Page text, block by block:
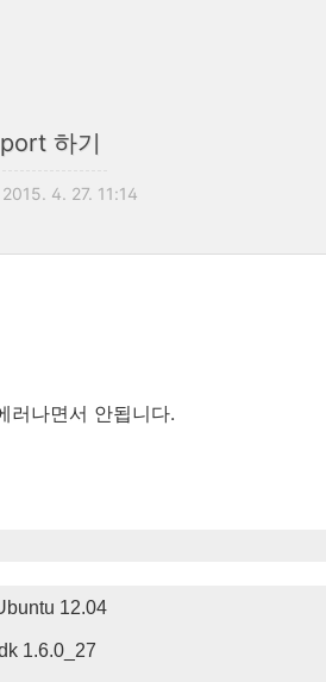
하기
2015. 4. 27. 11:14
나면서 안됩니다.
12.04
1.6.0_27